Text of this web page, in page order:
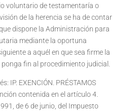
voluntario de testamentaría o
de la herencia se ha de contar
dispone la Administración para
mediante la oportuna
a aquél en que sea firme la
fin al procedimiento judicial.
IP. EXENCIÓN. PRÉSTAMOS
contenida en el artículo 4.
de 6 de junio, del Impuesto